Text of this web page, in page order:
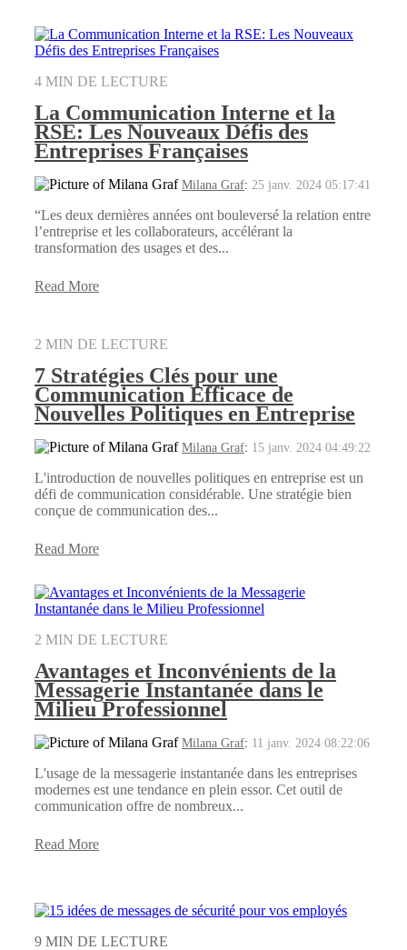
4 MIN DE LECTURE
La Communication Interne et la
RSE: Les Nouveaux Défis des
Entreprises Françaises
Milana Graf: 25 janv. 2024 05:17:41
“Les deux dernières années ont bouleversé la relation entre
l’entreprise et les collaborateurs, accélérant la
transformation des usages et des...
Read More
2 MIN DE LECTURE
7 Stratégies Clés pour une
Communication Efficace de
Nouvelles Politiques en Entreprise
Milana Graf: 15 janv. 2024 04:49:22
L'introduction de nouvelles politiques en entreprise est un
défi de communication considérable. Une stratégie bien
conçue de communication des...
Read More
2 MIN DE LECTURE
Avantages et Inconvénients de la
Messagerie Instantanée dans le
Milieu Professionnel
Milana Graf: 11 janv. 2024 08:22:06
L'usage de la messagerie instantanée dans les entreprises
modernes est une tendance en plein essor. Cet outil de
communication offre de nombreux...
Read More
9 MIN DE LECTURE